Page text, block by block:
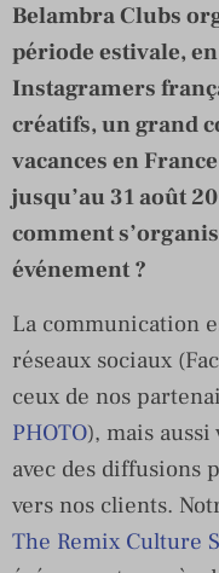
Belambra Clubs
période estivale,
Instagramers
créatifs, un grand
vacances en
jusqu’au 31 août
comment
événement ?
La communication
réseaux sociaux
ceux de nos
PHOTO), mais aussi
avec des diffusions
vers nos clients.
The Remix Culture